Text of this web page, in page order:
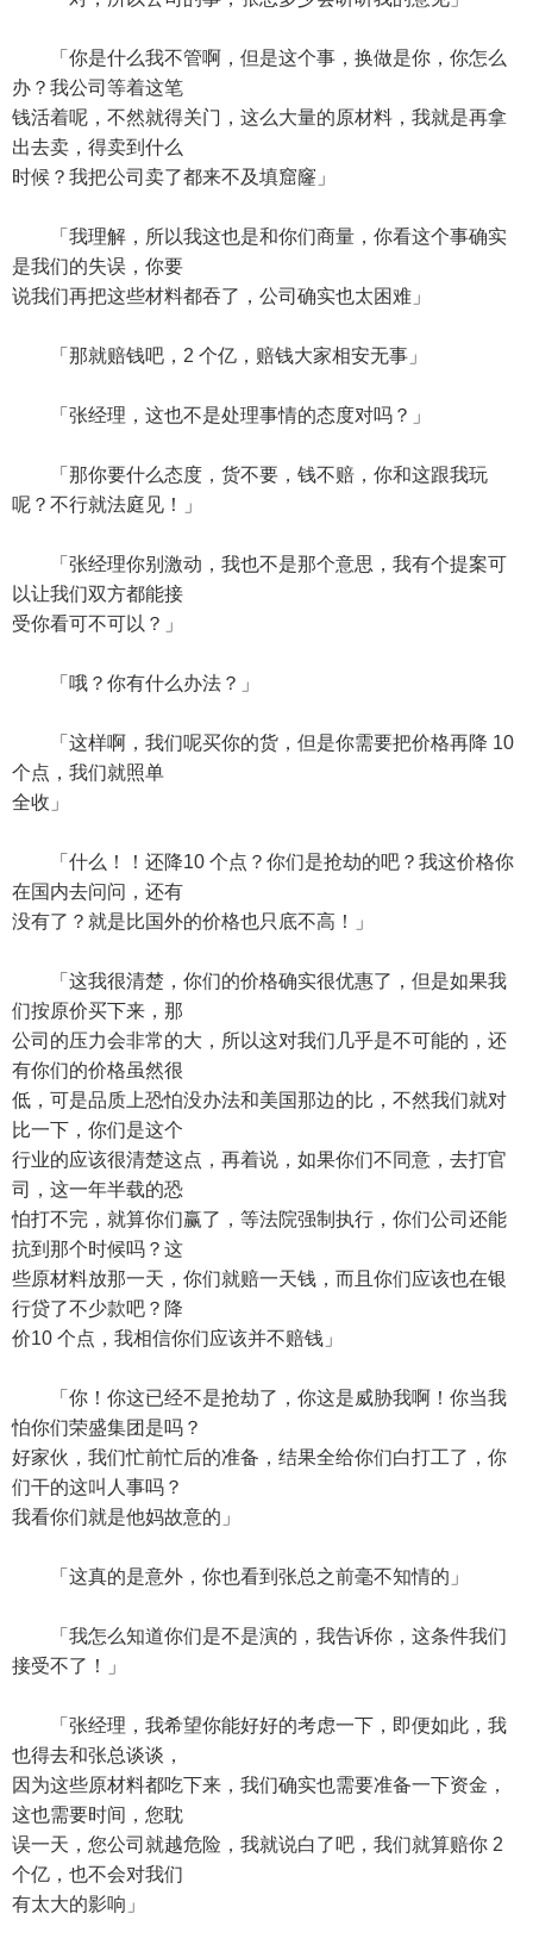
「你是什么我不管啊，但是这个事，换做是你，你怎么
办？我公司等着这笔
钱活着呢，不然就得关门，这么大量的原材料，我就是再拿
出去卖，得卖到什么
时候？我把公司卖了都来不及填窟窿」
「我理解，所以我这也是和你们商量，你看这个事确实
是我们的失误，你要
说我们再把这些材料都吞了，公司确实也太困难」
「那就赔钱吧，2 个亿，赔钱大家相安无事」
「张经理，这也不是处理事情的态度对吗？」
「那你要什么态度，货不要，钱不赔，你和这跟我玩
呢？不行就法庭见！」
「张经理你别激动，我也不是那个意思，我有个提案可
以让我们双方都能接
受你看可不可以？」
「哦？你有什么办法？」
「这样啊，我们呢买你的货，但是你需要把价格再降 10
个点，我们就照单
全收」
「什么！！还降10 个点？你们是抢劫的吧？我这价格你
在国内去问问，还有
没有了？就是比国外的价格也只底不高！」
「这我很清楚，你们的价格确实很优惠了，但是如果我
们按原价买下来，那
公司的压力会非常的大，所以这对我们几乎是不可能的，还
有你们的价格虽然很
低，可是品质上恐怕没办法和美国那边的比，不然我们就对
比一下，你们是这个
行业的应该很清楚这点，再着说，如果你们不同意，去打官
司，这一年半载的恐
怕打不完，就算你们赢了，等法院强制执行，你们公司还能
抗到那个时候吗？这
些原材料放那一天，你们就赔一天钱，而且你们应该也在银
行贷了不少款吧？降
价10 个点，我相信你们应该并不赔钱」
「你！你这已经不是抢劫了，你这是威胁我啊！你当我
怕你们荣盛集团是吗？
好家伙，我们忙前忙后的准备，结果全给你们白打工了，你
们干的这叫人事吗？
我看你们就是他妈故意的」
「这真的是意外，你也看到张总之前毫不知情的」
「我怎么知道你们是不是演的，我告诉你，这条件我们
接受不了！」
「张经理，我希望你能好好的考虑一下，即便如此，我
也得去和张总谈谈，
因为这些原材料都吃下来，我们确实也需要准备一下资金，
这也需要时间，您耽
误一天，您公司就越危险，我就说白了吧，我们就算赔你 2
个亿，也不会对我们
有太大的影响」